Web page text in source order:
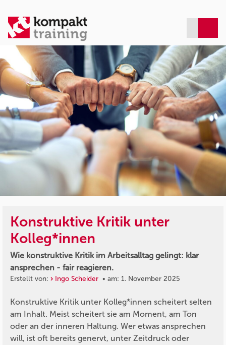
Konstruktive Kritik unter
Kolleg*innen
Wie konstruktive Kritik im Arbeitsalltag gelingt: klar
ansprechen - fair reagieren.
Erstellt von: Ingo Scheider • am: 1. November 2025
Konstruktive Kritik unter Kolleg*innen scheitert selten
am Inhalt. Meist scheitert sie am Moment, am Ton
oder an der inneren Haltung. Wer etwas ansprechen
will, ist oft bereits genervt, unter Zeitdruck oder